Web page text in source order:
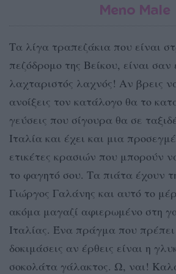
Meno Male
Tα λίγα τραπεζάκια που είναι
πεζόδρομο της Βείκου, είναι σαν
λαχταριστός λαχνός! Αν βρεις
ανοίξεις τον κατάλογο θα το
γεύσεις που σίγουρα θα σε
Ιταλία και έχει και μια
ετικέτες κρασιών που μπορούν
το φαγητό σου. Τα πιάτα έχουν
Γιώργος Γαλάνης και αυτό το
ακόμα μαγαζί αφιερωμένο στη
Ιταλίας. Ένα πράγμα που
δοκιμάσεις αν έρθεις είναι η
σοκολάτα γάλακτος. Ω, ναι!